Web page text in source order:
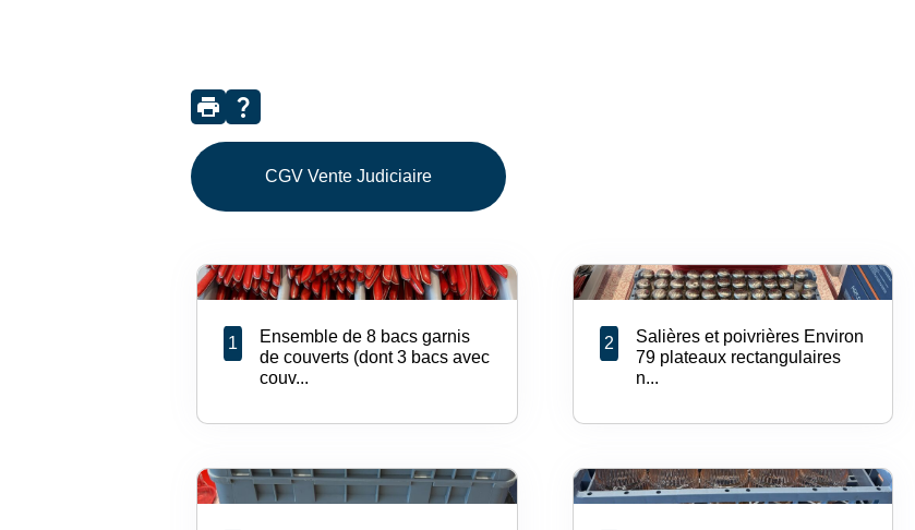
print question_mark
CGV Vente Judiciaire
1
Ensemble de 8 bacs garnis
de couverts (dont 3 bacs avec
couv...
2
Salières et poivrières Environ
79 plateaux rectangulaires
n...